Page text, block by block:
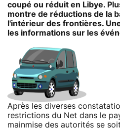
coupé ou réduit en Libye.
montre de réductions de la
l'intérieur des frontières.
les informations sur les
Après les diverses
restrictions du Net dans le
mainmise des autorités se